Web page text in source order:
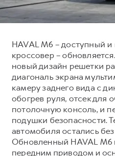
DARGO
F7
от 2 899 000 ₽
Тест-драйв
КРЕДИТ И
Кредитный калькулятор
Страхование
Кредит
КОРПОРАТИВНЫМ
Для малого бизнеса
СЕРВИСНОЕ
Программа «Помощь на
Регламенты
Электронный ПТС
ПОДДЕРЖКА
GWM Безопасность
Гарантия HAVAL
О дилере
Контакты
HAVAL M6 – доступный
кроссовер –
новый дизайн решетки
диагональ экрана
камеру заднего вида с
обогрев руля, отсек для
потолочную консоль, и
подушки безопасности.
автомобиля остались
Обновленный HAVAL M6
передним приводом и